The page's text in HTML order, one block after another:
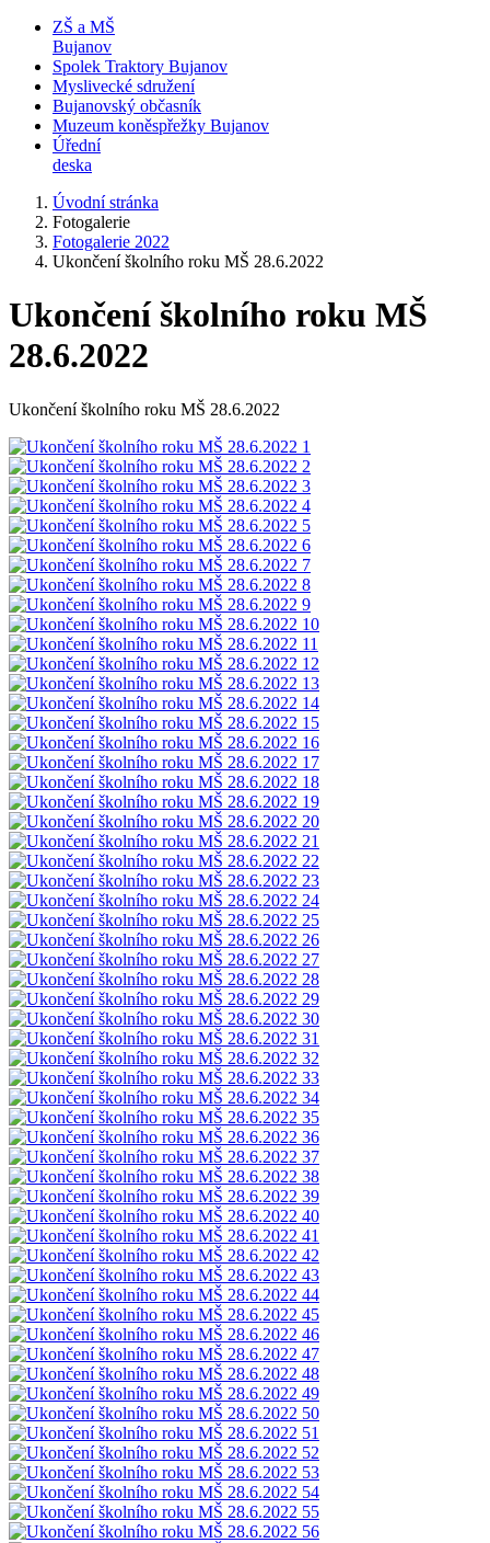
ZŠ a MŠ
Bujanov
Spolek Traktory Bujanov
Myslivecké sdružení
Bujanovský občasník
Muzeum koněspřežky Bujanov
Úřední
deska
Úvodní stránka
Fotogalerie
Fotogalerie 2022
Ukončení školního roku MŠ 28.6.2022
Ukončení školního roku MŠ
28.6.2022
Ukončení školního roku MŠ 28.6.2022